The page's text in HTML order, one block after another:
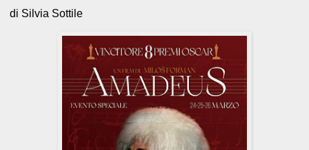
di Silvia Sottile